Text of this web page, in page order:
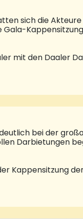
sich die Akteure
mit den Daaler
und die süßen
Ralf
Prinzenpaar
bei der
Darbietungen
Kappensitzung
der Aktiven
für beste
die Roten
Mariechen